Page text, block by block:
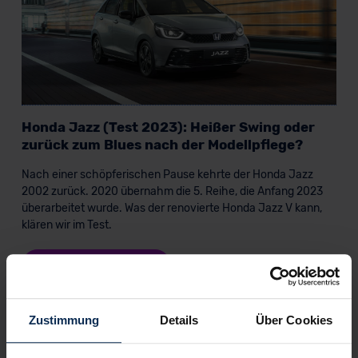
Zustimmung Details Über Cookies
Honda Jazz (Test 2023): Heißer Swing oder
zurück zum Blues nach der Modellpflege?
Nach einer schöpferischen Pause kehrte der Honda Jazz
2002 zurück. 2020 übernahm die 5. Reihe, die Anfang 2023
überarbeitet wurde. Was der renovierte Honda Jazz V kann,
klären wir im Test.